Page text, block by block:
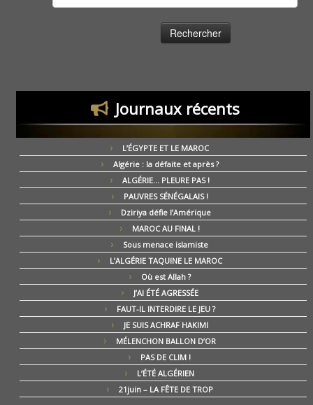
Journaux récents
L’ÉGYPTE ET LE MAROC
Algérie : la défaite et après ?
ALGÉRIE… PLEURE PAS !
PAUVRES SÉNÉGALAIS !
Dziriya défie l’Amérique
MAROC AU FINAL !
Sous menace islamiste
L’ALGÉRIE TAQUINE LE MAROC
Où est Allah ?
J’AI ÉTÉ AGRESSÉE
FAUT-IL INTERDIRE LE JEU ?
JE SUIS ACHRAF HAKIMI
MÉLENCHON BALLON D’OR
PAS DE CLIM !
L’ÉTÉ ALGÉRIEN
21juin – LA FÊTE DE TROP